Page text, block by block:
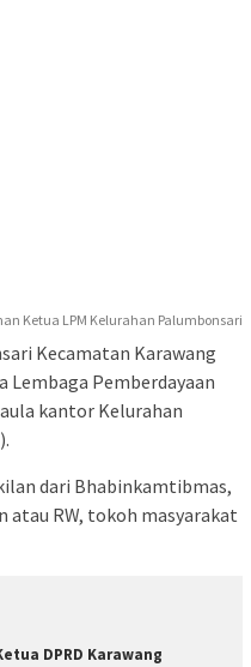
Ketua LPM Kelurahan Palumbonsari
Kecamatan Karawang
Pemberdayaan
kantor Kelurahan
dari Bhabinkamtibmas,
atau RW, tokoh masyarakat
DPRD Karawang